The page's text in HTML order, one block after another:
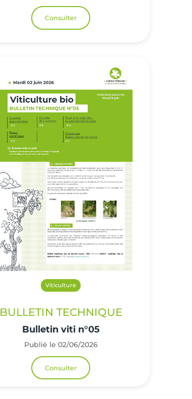
Consulter
Viticulture
BULLETIN TECHNIQUE
Bulletin viti n°05
Publié le 02/06/2026
Consulter